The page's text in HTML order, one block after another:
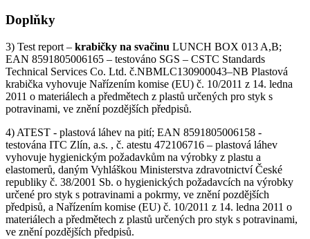
Doplňky
3) Test report – krabičky na svačinu LUNCH BOX 013 A,B;
EAN 8591805006165 – testováno SGS – CSTC Standards
Technical Services Co. Ltd. č.NBMLC130900043–NB Plastová
krabička vyhovuje Nařízením komise (EU) č. 10/2011 z 14. ledna
2011 o materiálech a předmětech z plastů určených pro styk s
potravinami, ve znění pozdějších předpisů.
4) ATEST - plastová láhev na pití; EAN 8591805006158 -
testována ITC Zlín, a.s. , č. atestu 472106716 – plastová láhev
vyhovuje hygienickým požadavkům na výrobky z plastu a
elastomerů, daným Vyhláškou Ministerstva zdravotnictví České
republiky č. 38/2001 Sb. o hygienických požadavcích na výrobky
určené pro styk s potravinami a pokrmy, ve znění pozdějších
předpisů, a Nařízením komise (EU) č. 10/2011 z 14. ledna 2011 o
materiálech a předmětech z plastů určených pro styk s potravinami,
ve znění pozdějších předpisů.